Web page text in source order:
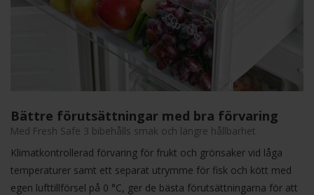
Bättre förutsättningar med bra förvaring
Med Fresh Safe 3 bibehålls smak och längre hållbarhet
Klimatkontrollerad förvaring för frukt och grönsaker vid låga
temperaturer samt ett separat utrymme för fisk och kött med
egen lufttillförsel på 0 °C, ger de bästa förutsättningarna för att